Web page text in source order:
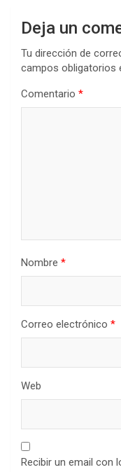
Deja un
Tu dirección de
campos obligatorios
Comentario *
Nombre *
Correo electrónico *
Web
Recibir un email con